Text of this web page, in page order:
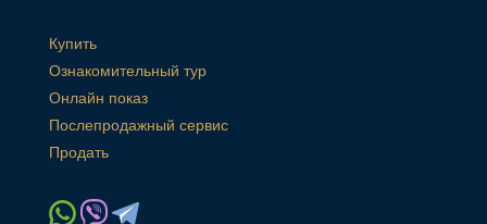
Купить
Ознакомительный тур
Онлайн показ
Послепродажный сервис
Продать